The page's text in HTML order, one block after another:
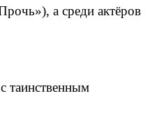
а среди актёров
таинственным